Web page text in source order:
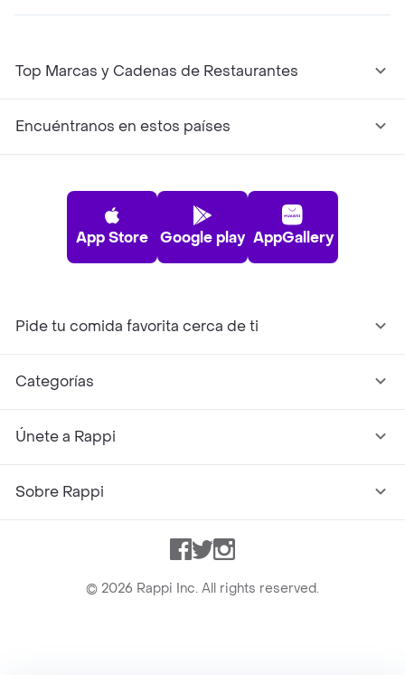
Top Marcas y Cadenas de Restaurantes
Encuéntranos en estos países
App Store Google play AppGallery
Pide tu comida favorita cerca de ti
Categorías
Únete a Rappi
Sobre Rappi
Facebook
TwitterInstagram
© 2026 Rappi Inc. All rights reserved.